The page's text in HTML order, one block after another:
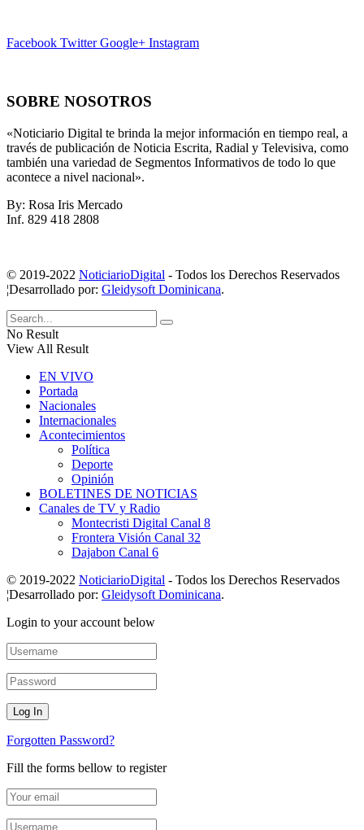
Facebook Twitter Google+ Instagram
SOBRE NOSOTROS
«Noticiario Digital te brinda la mejor información en tiempo real, a
través de publicación de Noticia Escrita, Radial y Televisiva, como
también una variedad de Segmentos Informativos de todo lo que
acontece a nivel nacional».
By: Rosa Iris Mercado
Inf. 829 418 2808
© 2019-2022 NoticiarioDigital - Todos los Derechos Reservados
¦Desarrollado por: Gleidysoft Dominicana.
No Result
View All Result
EN VIVO
Portada
Nacionales
Internacionales
Acontecimientos
Política
Deporte
Opinión
BOLETINES DE NOTICIAS
Canales de TV y Radio
Montecristi Digital Canal 8
Frontera Visión Canal 32
Dajabon Canal 6
© 2019-2022 NoticiarioDigital - Todos los Derechos Reservados
¦Desarrollado por: Gleidysoft Dominicana.
Login to your account below
Forgotten Password?
Fill the forms bellow to register